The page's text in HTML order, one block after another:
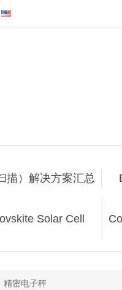
描）解决方案汇总
Solar Cell
精密电子秤